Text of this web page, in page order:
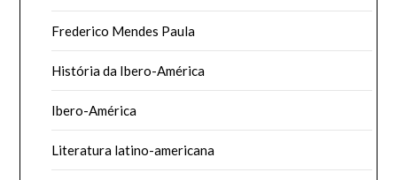
Frederico Mendes Paula
História da Ibero-América
Ibero-América
Literatura latino-americana